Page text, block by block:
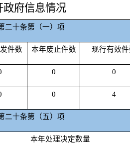
政府信息情况
二十条第（一）项
件数 本年废止件数 现行有效
0 0
0 4
二十条第（五）项
本年处理决定数量